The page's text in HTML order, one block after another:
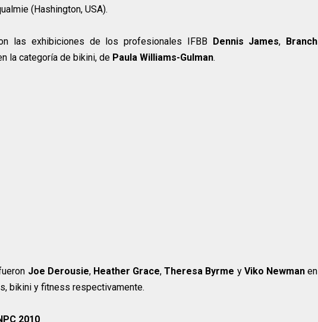
(Hashington, USA).
las exhibiciones de los profesionales IFBB Dennis James, Branch
la categoría de bikini, de Paula Williams-Gulman.
Joe Derousie, Heather Grace,Theresa Byrme y Viko Newmanen
bikini y fitness respectivamente.
2010